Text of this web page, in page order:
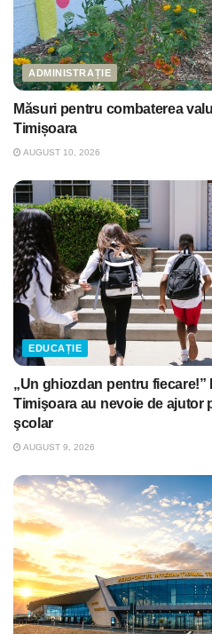
ADMINISTRAȚIE
Măsuri pentru combaterea
Timișoara
AUGUST 10, 2026
EDUCAȚIE
„Un ghiozdan pentru
Timişoara au nevoie de ajutor
şcolar
AUGUST 9, 2026